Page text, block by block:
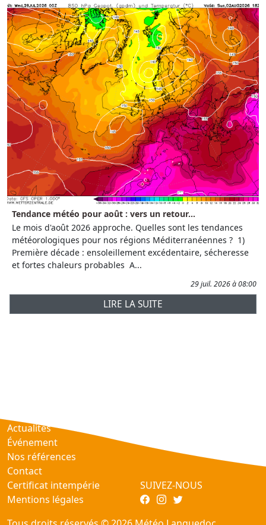
Tendance météo pour août : vers un retour...
Le mois d'août 2026 approche. Quelles sont les tendances
météorologiques pour nos régions Méditerranéennes ? 1)
Première décade : ensoleillement excédentaire, sécheresse
et fortes chaleurs probables A...
29 juil. 2026 à 08:00
LIRE LA SUITE
Actualités
Événement
Nos références
Contact
Certificat intempérie
Mentions légales
SUIVEZ-NOUS